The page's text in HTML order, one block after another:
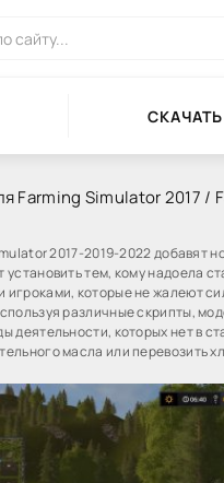
СКАЧАТЬ
Farming Simulator 2017 /
2017-2019-2022 добавят
установить тем, кому надоела
которые не жалеют
различные скрипты,
деятельности, которых нет в
масла или перевозить